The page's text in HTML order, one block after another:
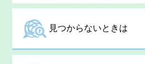
見つからないときは